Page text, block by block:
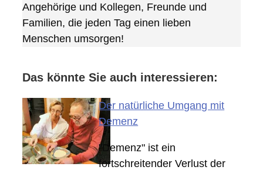
Angehörige und Kollegen, Freunde und
Familien, die jeden Tag einen lieben
Menschen umsorgen!
Das könnte Sie auch interessieren:
Der natürliche Umgang mit
Demenz
"Demenz" ist ein
fortschreitender Verlust der